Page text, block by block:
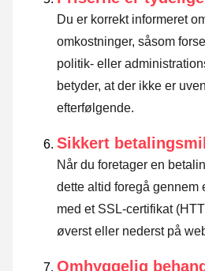
Du er korrekt informeret
omkostninger, såsom
politik- eller
betyder, at der ikke er
efterfølgende.
Sikkert
Når du foretager en
dette altid foregå gennem
med et SSL-certifikat
øverst eller nederst på
Omhyggelig